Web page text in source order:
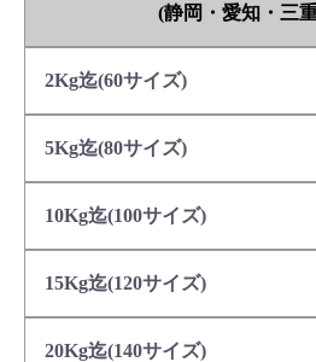
(静岡・愛知・三